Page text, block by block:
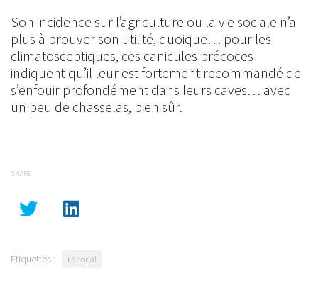
Son incidence sur l’agriculture ou la vie sociale n’a
plus à prouver son utilité, quoique… pour les
climatosceptiques, ces canicules précoces
indiquent qu’il leur est fortement recommandé de
s’enfouir profondément dans leurs caves… avec
un peu de chasselas, bien sûr.
SHARE
Étiquettes : Editorial